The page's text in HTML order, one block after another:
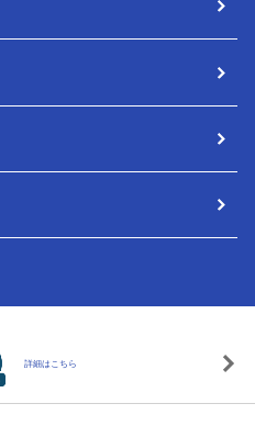
詳細はこちら